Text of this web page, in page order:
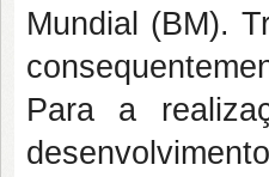
Mundial (BM).
Para a